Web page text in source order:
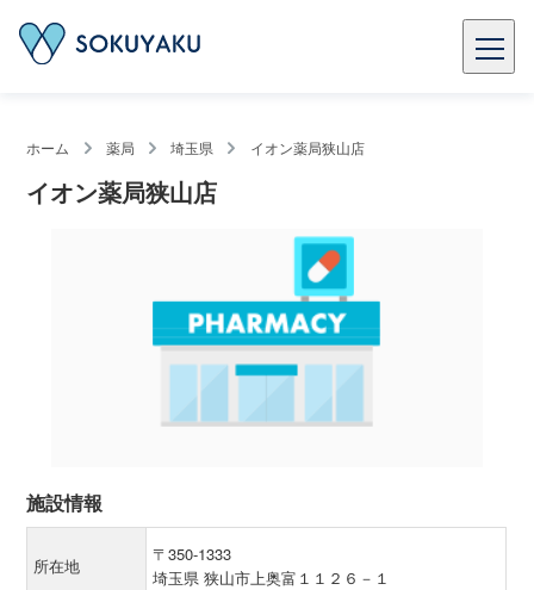
ホーム 薬局 埼玉県 イオン薬局狭山店
イオン薬局狭山店
施設情報
所在地
〒350-1333
埼玉県 狭山市上奥富１１２６－１